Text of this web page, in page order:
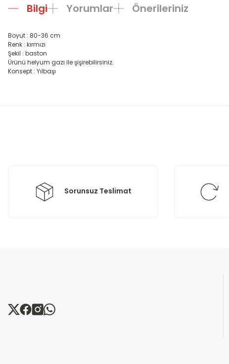
Bilgi Yorumlar Önerileriniz
Boyut : 80-36 cm
Renk : kırmızı
Şekil : baston
Ürünü helyum gazı ile şişirebilirsiniz.
Konsept : Yılbaşı
Sorunsuz Teslimat